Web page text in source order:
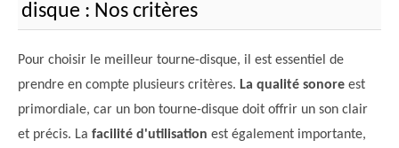
disque : Nos critères
Pour choisir le meilleur tourne-disque, il est essentiel de
prendre en compte plusieurs critères. La qualité sonore est
primordiale, car un bon tourne-disque doit offrir un son clair
et précis. La facilité d'utilisation est également importante,